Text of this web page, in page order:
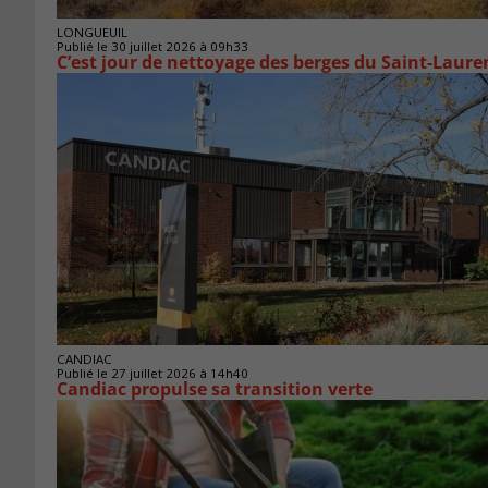
LONGUEUIL
Publié le 30 juillet 2026 à 09h33
C’est jour de nettoyage des berges du Saint-
CANDIAC
Publié le 27 juillet 2026 à 14h40
Candiac propulse sa transition verte